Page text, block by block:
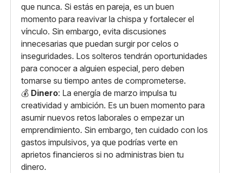
que nunca. Si estás en pareja, es un buen
momento para reavivar la chispa y fortalecer el
vínculo. Sin embargo, evita discusiones
innecesarias que puedan surgir por celos o
inseguridades. Los solteros tendrán oportunidades
para conocer a alguien especial, pero deben
tomarse su tiempo antes de comprometerse.
💰 Dinero: La energía de marzo impulsa tu
creatividad y ambición. Es un buen momento para
asumir nuevos retos laborales o empezar un
emprendimiento. Sin embargo, ten cuidado con los
gastos impulsivos, ya que podrías verte en
aprietos financieros si no administras bien tu
dinero.